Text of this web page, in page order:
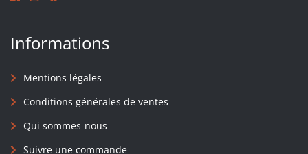
Informations
Mentions légales
Conditions générales de ventes
Qui sommes-nous
Suivre une commande